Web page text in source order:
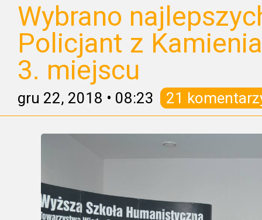
Wybrano
Policjant z
3. miejscu
gru 22, 2018 • 08:23 21